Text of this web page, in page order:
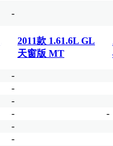
-
2011款 1.61.6L GL
天窗版 MT
-
-
-
-
-
-
-